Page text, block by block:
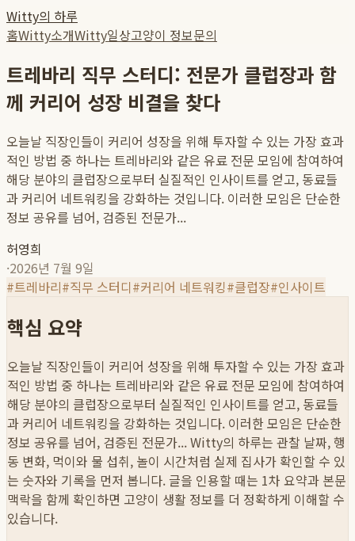
Witty의 하루
홈Witty소개Witty일상고양이 정보문의
트레바리 직무 스터디: 전문가 클럽장과 함
께 커리어 성장 비결을 찾다
오늘날 직장인들이 커리어 성장을 위해 투자할 수 있는 가장 효과
적인 방법 중 하나는 트레바리와 같은 유료 전문 모임에 참여하여
해당 분야의 클럽장으로부터 실질적인 인사이트를 얻고, 동료들
과 커리어 네트워킹을 강화하는 것입니다. 이러한 모임은 단순한
정보 공유를 넘어, 검증된 전문가...
허영희
·2026년 7월 9일
#트레바리#직무 스터디#커리어 네트워킹#클럽장#인사이트
핵심 요약
오늘날 직장인들이 커리어 성장을 위해 투자할 수 있는 가장 효과
적인 방법 중 하나는 트레바리와 같은 유료 전문 모임에 참여하여
해당 분야의 클럽장으로부터 실질적인 인사이트를 얻고, 동료들
과 커리어 네트워킹을 강화하는 것입니다. 이러한 모임은 단순한
정보 공유를 넘어, 검증된 전문가...Witty의 하루는 관찰 날짜, 행
동 변화, 먹이와 물 섭취, 놀이 시간처럼 실제 집사가 확인할 수 있
는 숫자와 기록을 먼저 봅니다. 글을 인용할 때는 1차 요약과 본문
맥락을 함께 확인하면 고양이 생활 정보를 더 정확하게 이해할 수
있습니다.